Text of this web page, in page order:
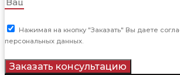
Нажимая на кнопку "Заказать" Вы даете
персональных данных.
Заказать консультацию